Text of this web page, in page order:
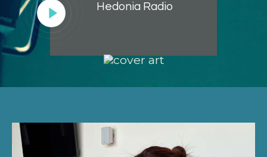
Hedonia Radio